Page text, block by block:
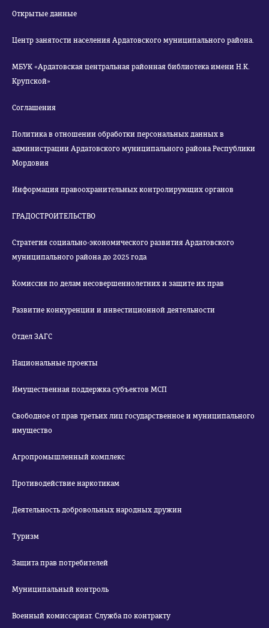
Открытые данные
Центр занятости населения Ардатовского муниципального района.
МБУК «Ардатовская центральная районная библиотека имени Н.К.
Крупской»
Соглашения
Политика в отношении обработки персональных данных в
администрации Ардатовского муниципального района Республики
Мордовия
Информация правоохранительных контролирующих органов
ГРАДОСТРОИТЕЛЬСТВО
Стратегия социально-экономического развития Ардатовского
муниципального района до 2025 года
Комиссия по делам несовершеннолетних и защите их прав
Развитие конкуренции и инвестиционной деятельности
Отдел ЗАГС
Национальные проекты
Имущественная поддержка субъектов МСП
Свободное от прав третьих лиц государственное и муниципального
имущество
Агропромышленный комплекс
Противодействие наркотикам
Деятельность добровольных народных дружин
Туризм
Защита прав потребителей
Муниципальный контроль
Военный комиссариат. Служба по контракту